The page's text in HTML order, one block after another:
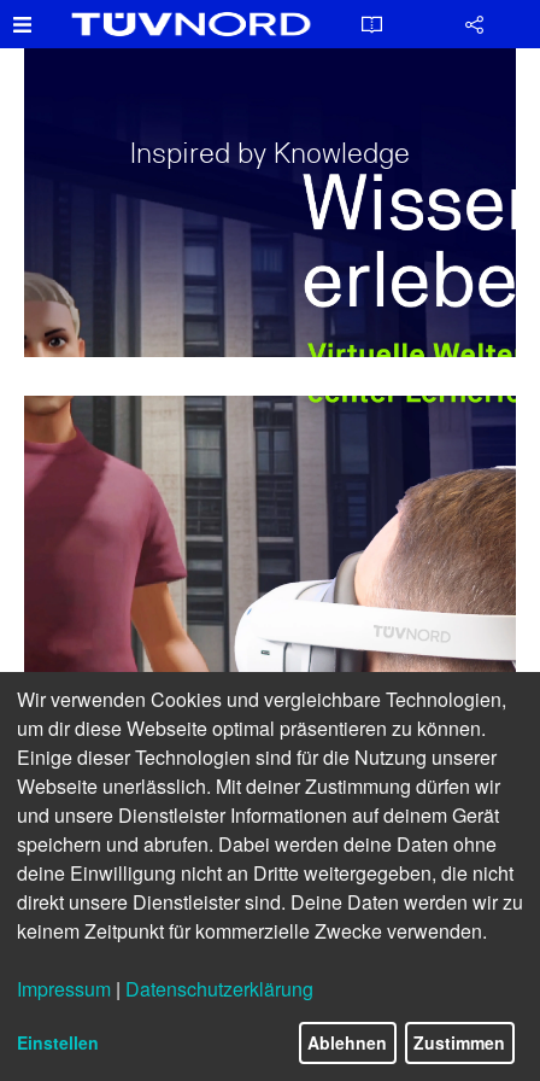
Inspired by Knowledge
Wir verwenden Cookies und vergleichbare Technologien,
um dir diese Webseite optimal präsentieren zu können.
Einige dieser Technologien sind für die Nutzung unserer
Webseite unerlässlich. Mit deiner Zustimmung dürfen wir
und unsere Dienstleister Informationen auf deinem Gerät
speichern und abrufen. Dabei werden deine Daten ohne
deine Einwilligung nicht an Dritte weitergegeben, die nicht
direkt unsere Dienstleister sind. Deine Daten werden wir zu
keinem Zeitpunkt für kommerzielle Zwecke verwenden.
Impressum | Datenschutzerklärung
Einstellen Ablehnen Zustimmen